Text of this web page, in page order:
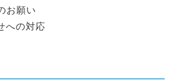
お願い
への対応